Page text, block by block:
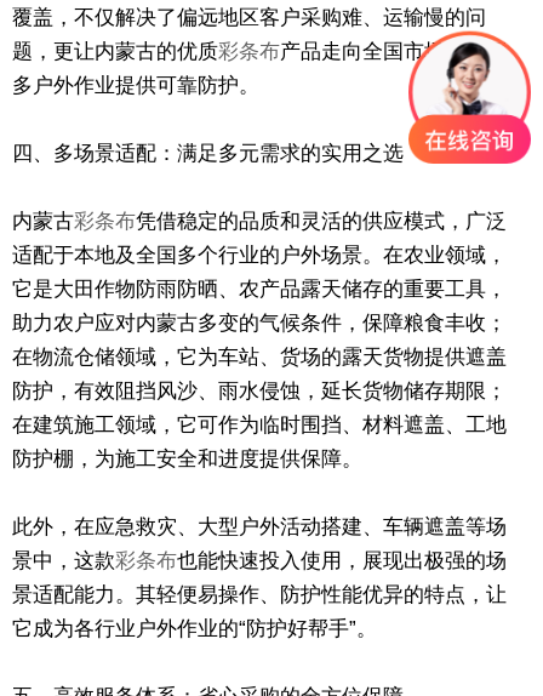
覆盖，不仅解决了偏远地区客户采购难、运输慢的问
题，更让内蒙古的优质彩条布产品走向全国市场，为更
多户外作业提供可靠防护。
四、多场景适配：满足多元需求的实用之选
内蒙古彩条布凭借稳定的品质和灵活的供应模式，广泛
适配于本地及全国多个行业的户外场景。在农业领域，
它是大田作物防雨防晒、农产品露天储存的重要工具，
助力农户应对内蒙古多变的气候条件，保障粮食丰收；
在物流仓储领域，它为车站、货场的露天货物提供遮盖
防护，有效阻挡风沙、雨水侵蚀，延长货物储存期限；
在建筑施工领域，它可作为临时围挡、材料遮盖、工地
防护棚，为施工安全和进度提供保障。
此外，在应急救灾、大型户外活动搭建、车辆遮盖等场
景中，这款彩条布也能快速投入使用，展现出极强的场
景适配能力。其轻便易操作、防护性能优异的特点，让
它成为各行业户外作业的“防护好帮手”。